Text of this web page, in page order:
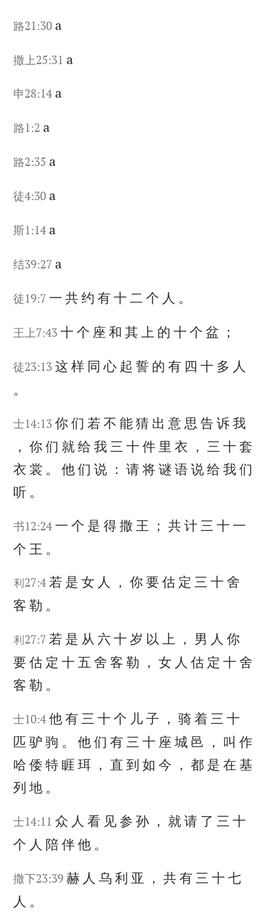
路21:30 a
撒上25:31 a
申28:14 a
路1:2 a
路2:35 a
徒4:30 a
斯1:14 a
结39:27 a
徒19:7 一共约有十二个 人 。
王上7:43 十个 座和其上 的十个盆 ；
徒23:13 这样 同心 起誓 的有 四十 多 人
。
士14:13 你们 若不能猜 出意 思告诉我
，你们 就给我 三十件 里衣 ， 三十套
衣 裳 。他们说 ：请将谜语说给我们
听 。
书12:24 一个 是得撒 王 ；共计 三十 一
个 王 。
利27:4 若 是女 人 ，你要估 定三十舍
客勒 。
利27:7 若 是 从 六十岁 以上 ， 男 人你
要估 定十五舍客勒 ，女 人估 定十舍
客勒 。
士10:4 他有三十个 儿子 ，骑着三十
匹驴驹 。他们有三十 座城 邑 ， 叫作
哈倭特睚珥 ， 直到如今 ，都 是在 基
列地 。
士14:11 众 人看 见参孙 ，就请 了三十
个 人 陪伴他 。
撒下23:39 赫 人乌利 亚 ，共有三十七
人 。